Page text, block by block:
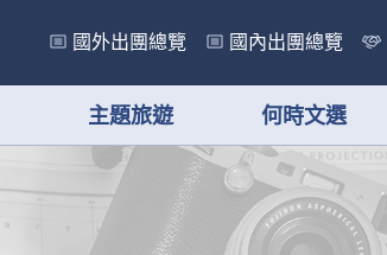
國外出團總覽 國內出團總覽
主題旅遊 何時文選